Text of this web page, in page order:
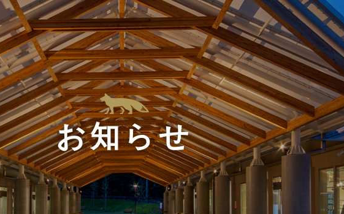
HOME 施設案内 観光情報 交通アクセス お食事 お買い物
お知らせ